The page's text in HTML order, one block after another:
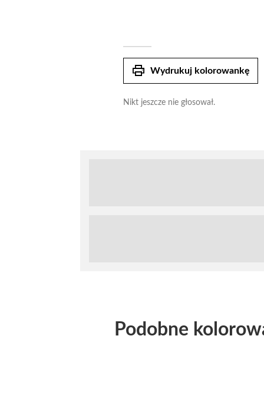
print Wydrukuj kolorowankę
Nikt jeszcze nie głosował.
Podobne